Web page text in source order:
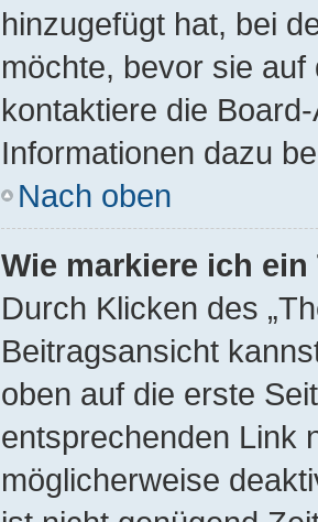
hinzugefügt hat, bei
möchte, bevor sie
kontaktiere die
Informationen dazu
Nach oben
Wie markiere ich
Durch Klicken des
Beitragsansicht
oben auf die erste
entsprechenden Link
möglicherweise